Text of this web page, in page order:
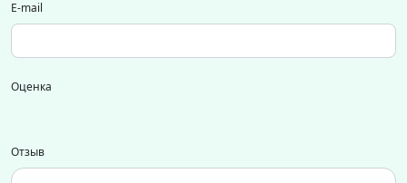
E-mail
Оценка
Отзыв